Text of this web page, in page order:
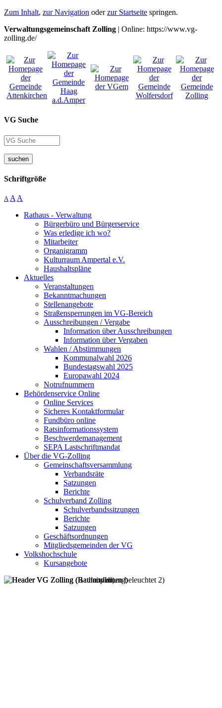
Zum Inhalt, zur Navigation oderzur Startseite springen.
Verwaltungsgemeinschaft Zolling | Online: https://www.vg-
zolling.de/
VG Suche
suchen
Schriftgröße
A A A
Rathaus - Verwaltung
Bürgerbüro und Bürgerservice
Was erledige ich wo?
Mitarbeiter
Organigramm
Kulturraum Ampertal e.V.
Haushaltspläne
Aktuelles
Veranstaltungen
Bekanntmachungen
Stellenangebote
Straßensperrungen im VG-Bereich
Ausschreibungen / Vergabe
Information über Ausschreibungen
Information über Vergaben
Wahlen / Abstimmungen
Kommunalwahl 2026
Bundestagswahl 2025
Europawahl 2024
Notrufnummern
Behördenservice Online
Online Services
Sicheres Kontaktformular
Fundbüro online
Ratsinformationssystem
Beschwerdemanagement
SEPA Lastschriftmandat
Über die VG-Zolling
Gemeinschaftsversammlung
Verbandsräte
Satzungen
Berichte
Schulverband Zolling
Schulverbandssitzungen
Berichte
Satzungen
Geschäftsordnungen
Mitgliedsgemeinden der VG
Volkshochschule
Kursangebote